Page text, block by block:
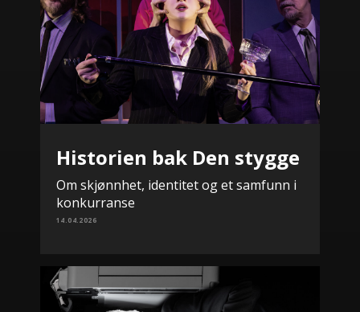
Historien bak Den stygge
Om skjønnhet, identitet og et samfunn i
konkurranse
14.04.2026